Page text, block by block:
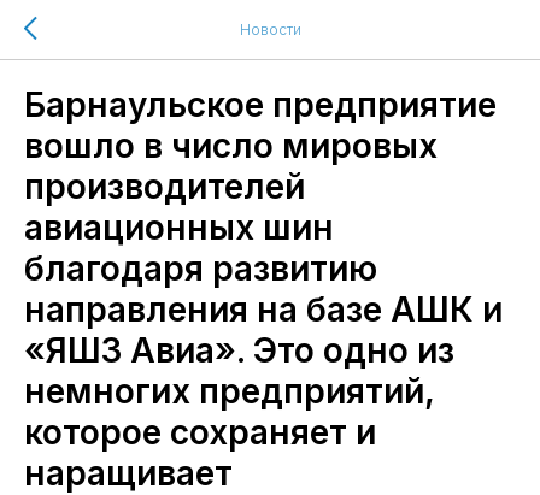
Новости
Барнаульское предприятие
вошло в число мировых
производителей
авиационных шин
благодаря развитию
направления на базе АШК и
«ЯШЗ Авиа». Это одно из
немногих предприятий,
которое сохраняет и
наращивает